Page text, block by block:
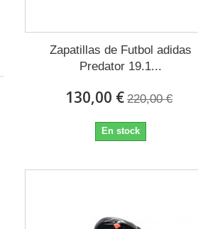
Zapatillas de Futbol adidas
Predator 19.1...
130,00 € 220,00 €
En stock